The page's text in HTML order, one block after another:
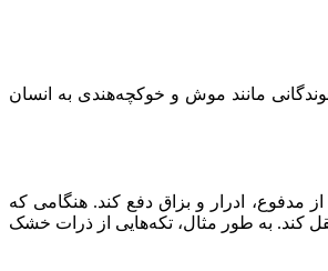
مانند موش و خوکچه‌هندی به انسان
مدفوع، ادرار و بزاق دفع کند. هنگامی که
کند. به طور مثال، تکه‌هایی از ذرات خشک